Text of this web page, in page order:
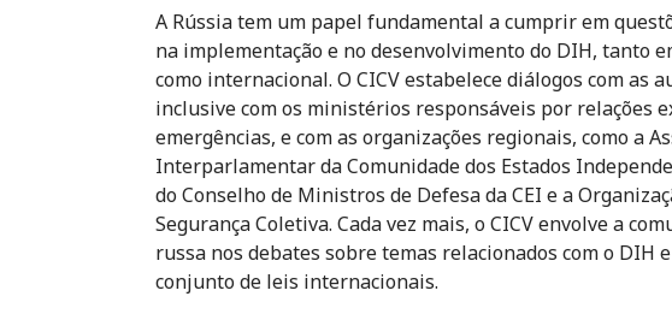
A Rússia tem um papel fundamental a cumprir em
na implementação e no desenvolvimento do DIH, tanto
como internacional. O CICV estabelece diálogos com as
inclusive com os ministérios responsáveis por relações
emergências, e com as organizações regionais, como a
Interparlamentar da Comunidade dos Estados
do Conselho de Ministros de Defesa da CEI e a
Segurança Coletiva. Cada vez mais, o CICV envolve a
russa nos debates sobre temas relacionados com o DIH
conjunto de leis internacionais.